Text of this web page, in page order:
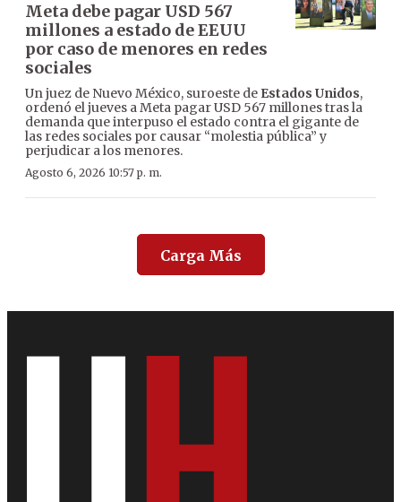
Meta debe pagar USD 567
millones a estado de EEUU
por caso de menores en redes
sociales
Un juez de Nuevo México, suroeste de Estados Unidos,
ordenó el jueves a Meta pagar USD 567 millones tras la
demanda que interpuso el estado contra el gigante de
las redes sociales por causar “molestia pública” y
perjudicar a los menores.
Agosto 6, 2026 10:57 p. m.
Carga Más